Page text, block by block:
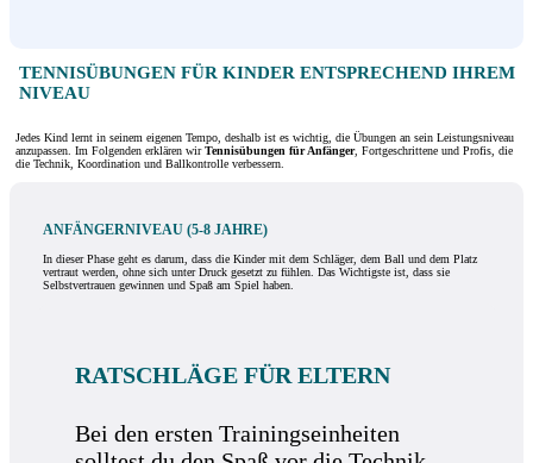
TENNISÜBUNGEN FÜR KINDER ENTSPRECHEND IHREM
NIVEAU
Jedes Kind lernt in seinem eigenen Tempo, deshalb ist es wichtig, die Übungen an sein Leistungsniveau
anzupassen. Im Folgenden erklären wirTennisübungen für Anfänger, Fortgeschrittene und Profis, die
die Technik, Koordination und Ballkontrolle verbessern.
ANFÄNGERNIVEAU (5-8 JAHRE)
In dieser Phase geht es darum, dass die Kinder mit dem Schläger, dem Ball und dem Platz
vertraut werden, ohne sich unter Druck gesetzt zu fühlen. Das Wichtigste ist, dass sie
Selbstvertrauen gewinnen und Spaß am Spiel haben.
RATSCHLÄGE FÜR ELTERN
Bei den ersten Trainingseinheiten